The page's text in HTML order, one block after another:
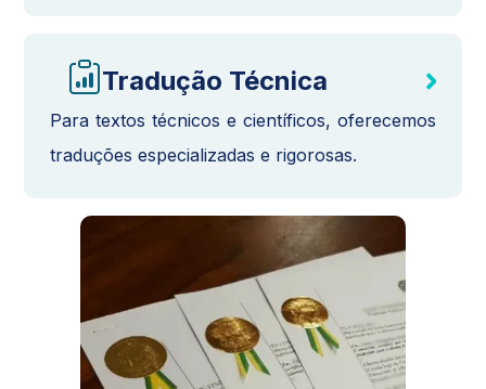
Tradução Técnica
Para textos técnicos e científicos, oferecemos
traduções especializadas e rigorosas.